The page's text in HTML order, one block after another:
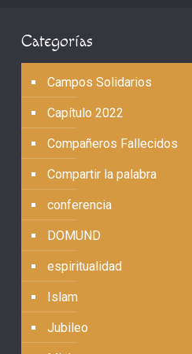
Categorías
Campos Solidarios
Capítulo 2022
Compañeros Fallecidos
Compartir la palabra
conferencia
DOMUND
espiritualidad
Islam
Jubileo